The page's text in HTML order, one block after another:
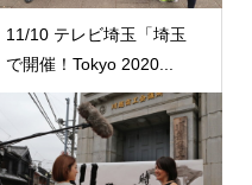
11/10 テレビ埼玉「埼玉
で開催！Tokyo 2020...